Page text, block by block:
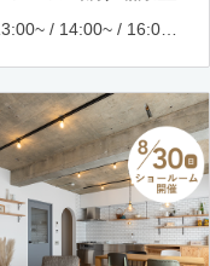
木・金・土・日・祝日開催 10:30~ / 13:00~ / 14:00~ / 16:00~ / 17:00~/ 18:30~/ 19:30~